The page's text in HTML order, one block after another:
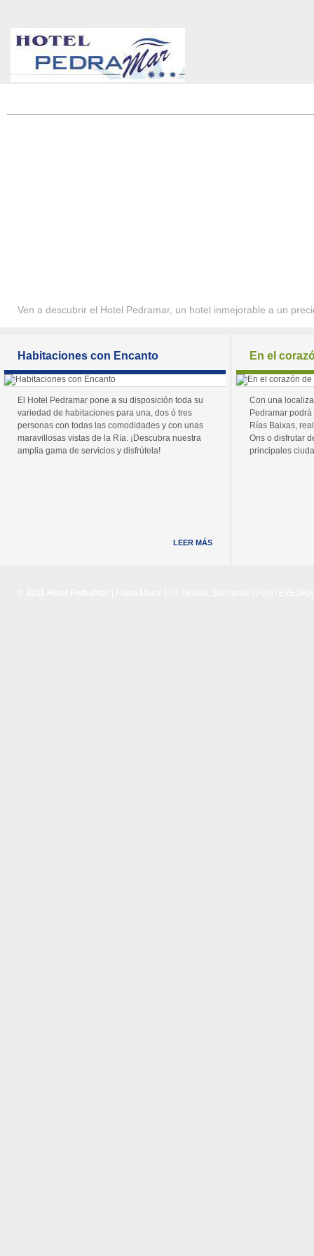
Ven a descubrir el Hotel Pedramar, un hotel inmejorable a un
Habitaciones con Encanto
El Hotel Pedramar pone a su disposición toda su
variedad de habitaciones para una, dos ó tres
personas con todas las comodidades y con unas
maravillosas vistas de la Ría. ¡Descubra nuestra
amplia gama de servicios y disfrútela!
LEER MÁS
En el
Con una
Pedramar
Rías Baixas,
Ons o disfrutar
principales